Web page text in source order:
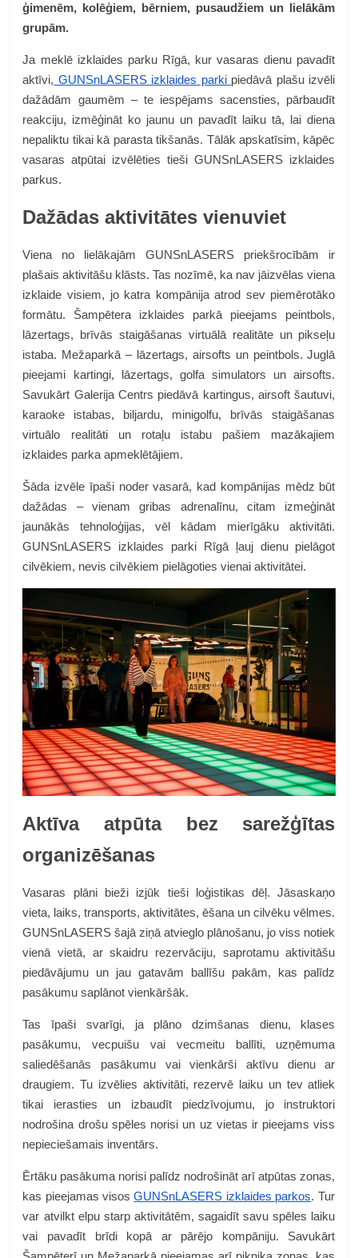
ģimenēm, kolēģiem, bērniem, pusaudžiem un lielākām
grupām.
Ja meklē izklaides parku Rīgā, kur vasaras dienu pavadīt
aktīvi, GUNSnLASERS izklaides parki piedāvā plašu izvēli
dažādām gaumēm – te iespējams sacensties, pārbaudīt
reakciju, izmēģināt ko jaunu un pavadīt laiku tā, lai diena
nepaliktu tikai kā parasta tikšanās. Tālāk apskatīsim, kāpēc
vasaras atpūtai izvēlēties tieši GUNSnLASERS izklaides
parkus.
Dažādas aktivitātes vienuviet
Viena no lielākajām GUNSnLASERS priekšrocībām ir
plašais aktivitāšu klāsts. Tas nozīmē, ka nav jāizvēlas viena
izklaide visiem, jo katra kompānija atrod sev piemērotāko
formātu. Šampētera izklaides parkā pieejams peintbols,
lāzertags, brīvās staigāšanas virtuālā realitāte un pikseļu
istaba. Mežaparkā – lāzertags, airsofts un peintbols. Juglā
pieejami kartingi, lāzertags, golfa simulators un airsofts.
Savukārt Galerija Centrs piedāvā kartingus, airsoft šautuvi,
karaoke istabas, biljardu, minigolfu, brīvās staigāšanas
virtuālo realitāti un rotaļu istabu pašiem mazākajiem
izklaides parka apmeklētājiem.
Šāda izvēle īpaši noder vasarā, kad kompānijas mēdz būt
dažādas – vienam gribas adrenalīnu, citam izmeģināt
jaunākās tehnoloģijas, vēl kādam mierīgāku aktivitāti.
GUNSnLASERS izklaides parki Rīgā ļauj dienu pielāgot
cilvēkiem, nevis cilvēkiem pielāgoties vienai aktivitātei.
Aktīva atpūta bez sarežģītas
organizēšanas
Vasaras plāni bieži izjūk tieši loģistikas dēļ. Jāsaskaņo
vieta, laiks, transports, aktivitātes, ēšana un cilvēku vēlmes.
GUNSnLASERS šajā ziņā atvieglo plānošanu, jo viss notiek
vienā vietā, ar skaidru rezervāciju, saprotamu aktivitāšu
piedāvājumu un jau gatavām ballīšu pakām, kas palīdz
pasākumu saplānot vienkāršāk.
Tas īpaši svarīgi, ja plāno dzimšanas dienu, klases
pasākumu, vecpuišu vai vecmeitu ballīti, uzņēmuma
saliedēšanās pasākumu vai vienkārši aktīvu dienu ar
draugiem. Tu izvēlies aktivitāti, rezervē laiku un tev atliek
tikai ierasties un izbaudīt piedzīvojumu, jo instruktori
nodrošina drošu spēles norisi un uz vietas ir pieejams viss
nepieciešamais inventārs.
Ērtāku pasākuma norisi palīdz nodrošināt arī atpūtas zonas,
kas pieejamas visosGUNSnLASERS izklaides parkos. Tur
var atvilkt elpu starp aktivitātēm, sagaidīt savu spēles laiku
vai pavadīt brīdi kopā ar pārējo kompāniju. Savukārt